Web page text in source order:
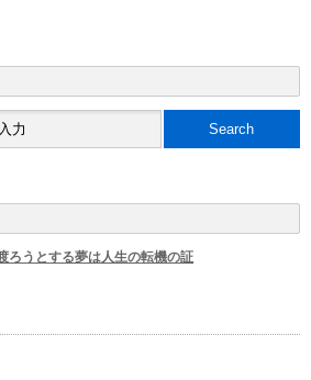
ろうとする夢は人生の転機の証